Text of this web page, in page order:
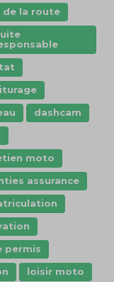
de la route
dashcam
moto
assurance
permis
loisir moto